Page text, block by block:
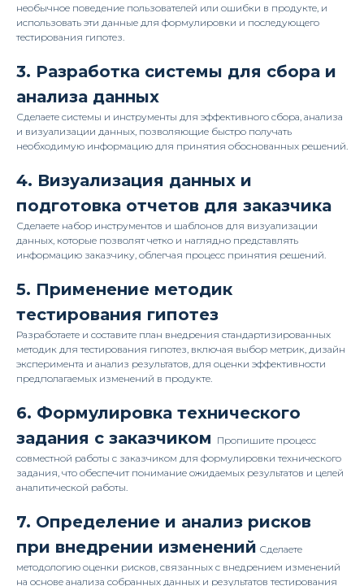
необычное поведение пользователей или ошибки в продукте, и
использовать эти данные для формулировки и последующего
тестирования гипотез.
3. Разработка системы для сбора и
анализа данных
Сделаете системы и инструменты для эффективного сбора, анализа
и визуализации данных, позволяющие быстро получать
необходимую информацию для принятия обоснованных решений.
4. Визуализация данных и
подготовка отчетов для заказчика
Сделаете набор инструментов и шаблонов для визуализации
данных, которые позволят четко и наглядно представлять
информацию заказчику, облегчая процесс принятия решений.
5. Применение методик
тестирования гипотез
Разработаете и составите план внедрения стандартизированных
методик для тестирования гипотез, включая выбор метрик, дизайн
эксперимента и анализ результатов, для оценки эффективности
предполагаемых изменений в продукте.
6. Формулировка технического
задания с заказчиком Пропишите процесс
совместной работы с заказчиком для формулировки технического
задания, что обеспечит понимание ожидаемых результатов и целей
аналитической работы.
7. Определение и анализ рисков
при внедрении изменений Сделаете
методологию оценки рисков, связанных с внедрением изменений
на основе анализа собранных данных и результатов тестирования